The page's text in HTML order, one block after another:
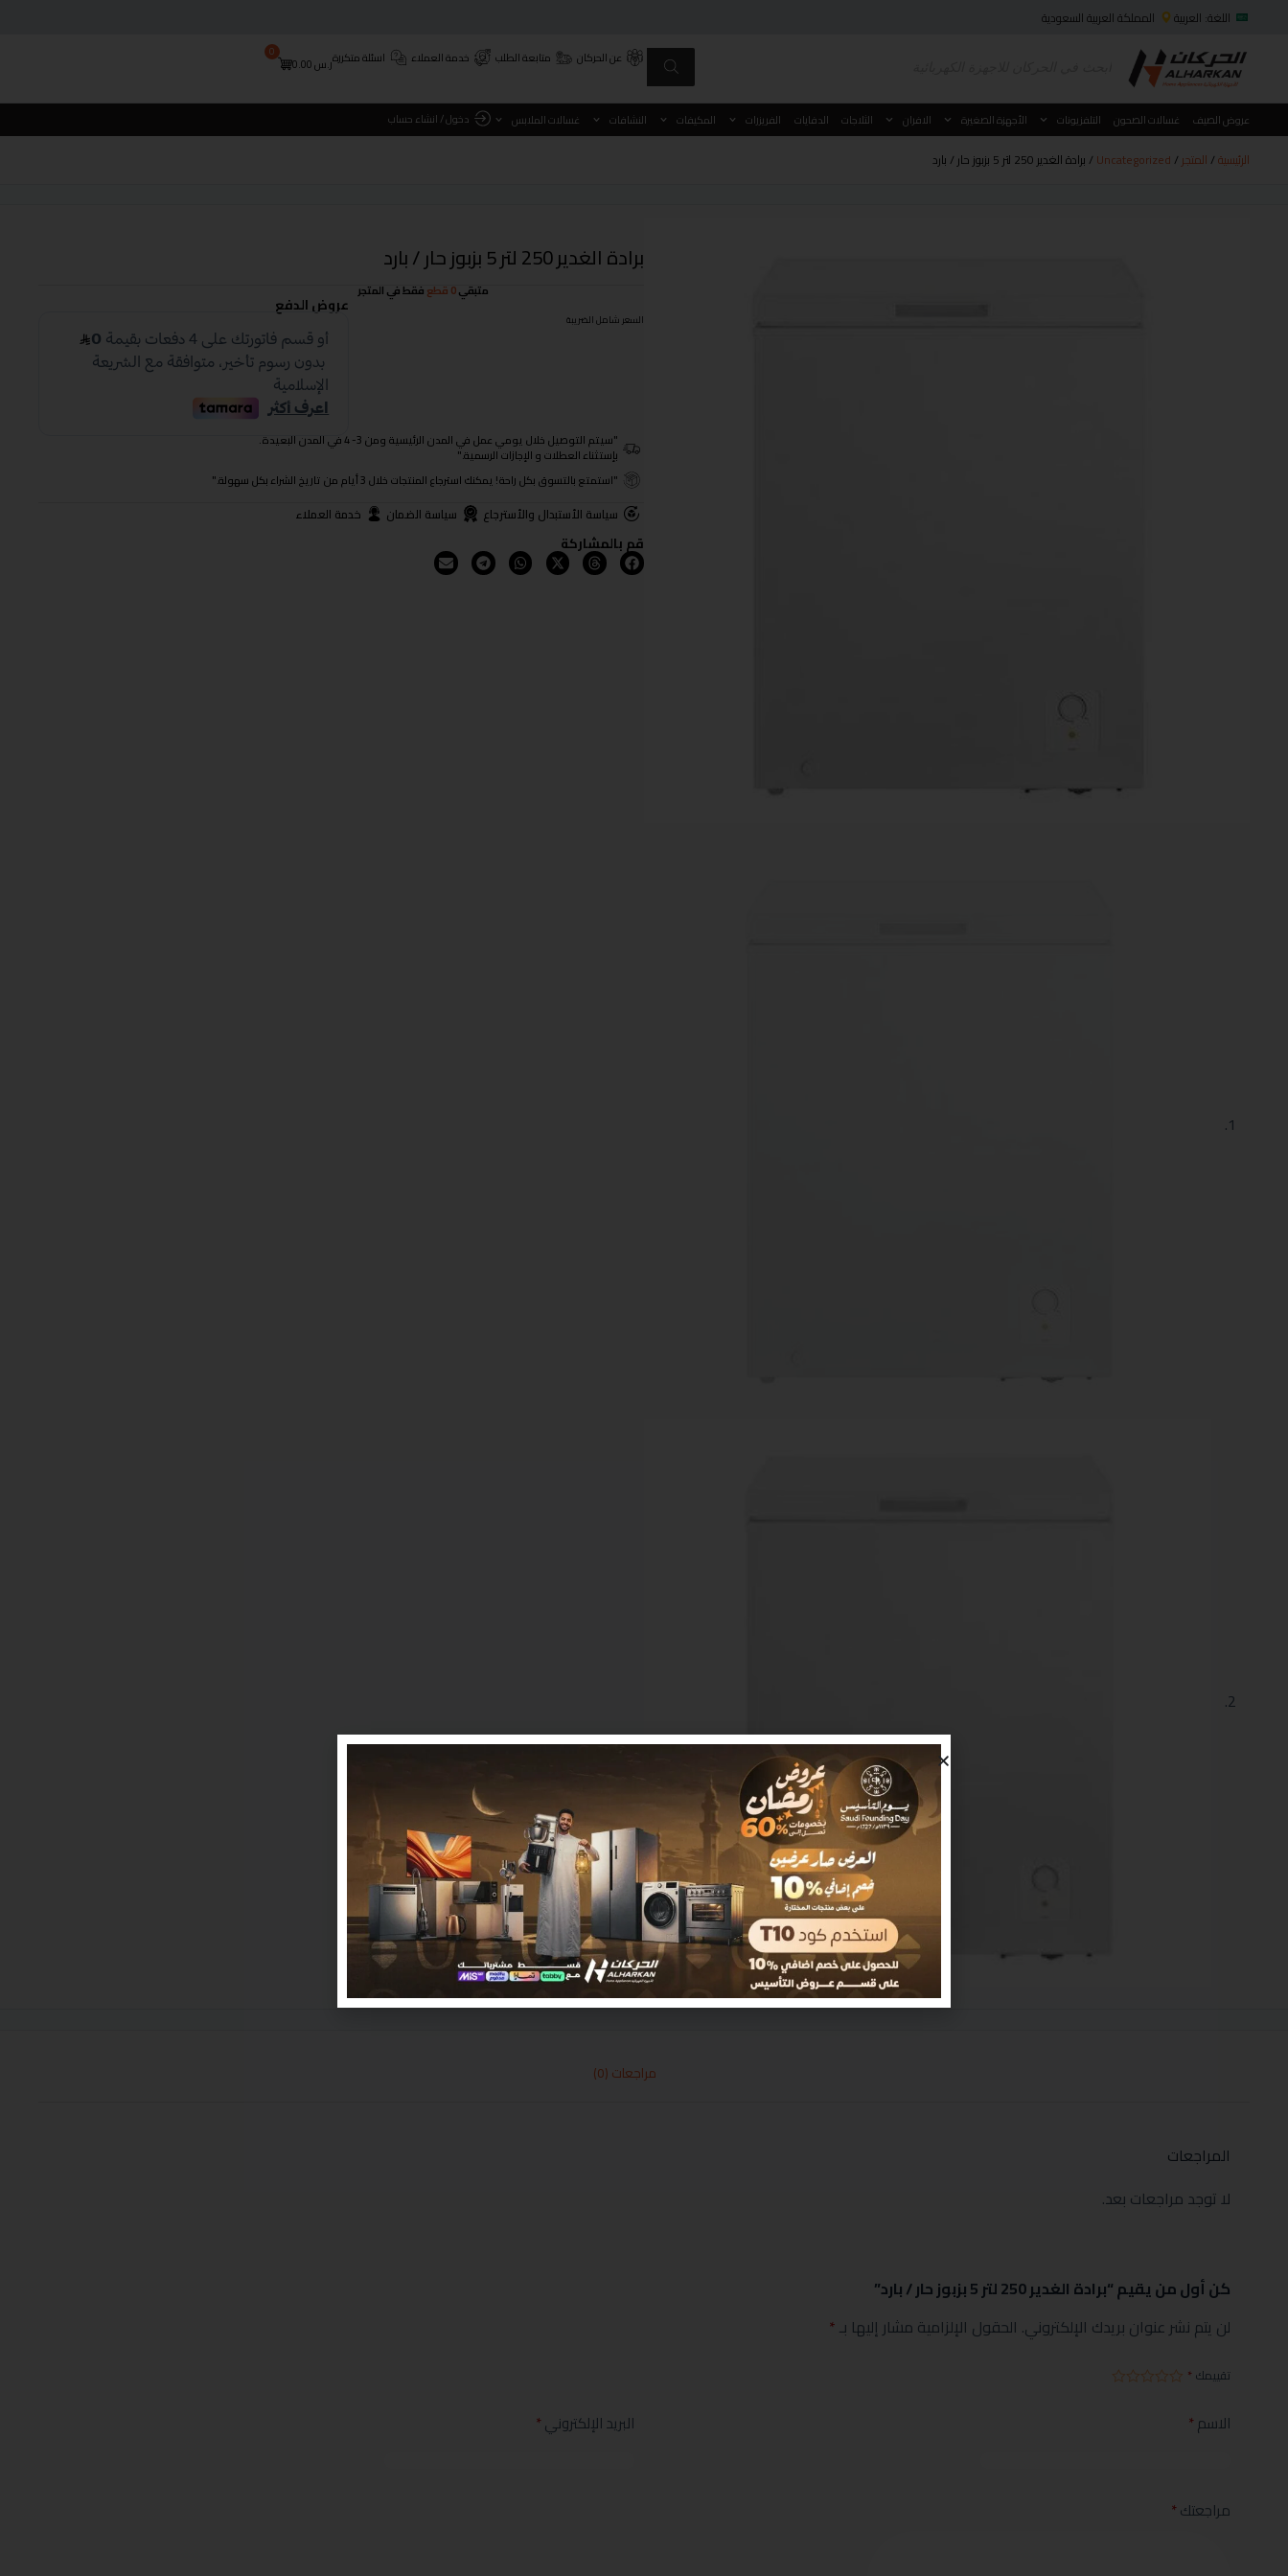
اللغة: العربية المملكة العربية السعودية
عن الحركان متابعة الطلب خدمة العملاء اسئلة متكررةر.س0.00
0
عروض الصيف غسالات الصحون التلفزيونات الأجهزة الصغيرة الافران الثلاجات الدفايات الفريزرات المكيفات النشافات غسالات الملابس دخول / انشاء حساب
الرئيسية/ المتجر /
Uncategorized / برادة الغدير 250 لتر 5 بزبوز حار / بارد
برادة الغدير 250 لتر 5 بزبوز حار / بارد
السعر شامل الضريبة
متبقي0 قطع فقط في المتجر
عروض الدفع
"سيتم التوصيل خلال يومي عمل في المدن الرئيسية ومن 3- 4 في المدن البعيدة.
بإستثناء العطلات و الإجازات الرسمية."
"استمتع بالتسوق بكل راحة! يمكنك استرجاع المنتجات خلال 3 أيام من تاريخ الشراء بكل سهولة."
سياسة الأستبدال والأسترجاع سياسة الضمان خدمة العملاء
قم بالمشاركة
مراجعات (0)
المراجعات
لا توجد مراجعات بعد.
كن أول من يقيم “برادة الغدير 250 لتر 5 بزبوز حار / بارد”
لن يتم نشر عنوان بريدك الإلكتروني. الحقول الإلزامية مشار إليها بـ*
تقييمك *
الاسم* البريد الإلكتروني*
مراجعتك*